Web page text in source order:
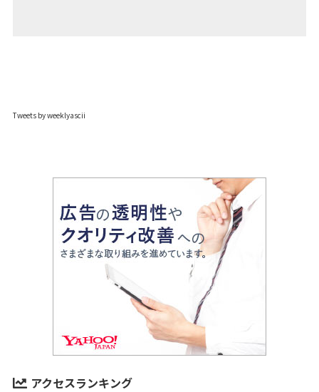
Tweets by weeklyascii
アクセスランキング